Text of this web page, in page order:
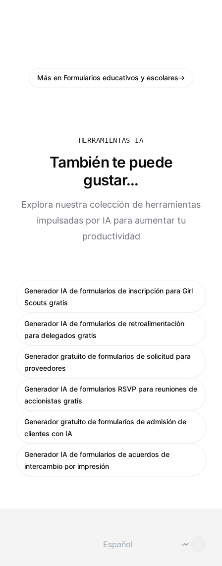
Más en Formularios educativos y escolares→
HERRAMIENTAS IA
También te puede
gustar...
Explora nuestra colección de herramientas
impulsadas por IA para aumentar tu
productividad
Generador IA de formularios de inscripción para Girl
Scouts gratis
Generador IA de formularios de retroalimentación
para delegados gratis
Generador gratuito de formularios de solicitud para
proveedores
Generador IA de formularios RSVP para reuniones de
accionistas gratis
Generador gratuito de formularios de admisión de
clientes con IA
Generador IA de formularios de acuerdos de
intercambio por impresión
⌄